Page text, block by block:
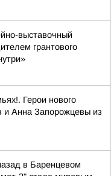
выставочный
грантового
Герои нового
и Анна Запорожцевы из
в Баренцевом